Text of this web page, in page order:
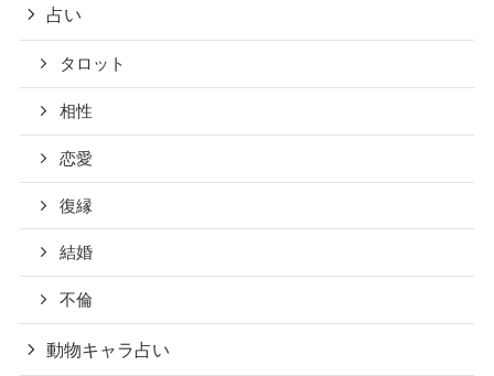
占い
タロット
相性
恋愛
復縁
結婚
不倫
動物キャラ占い